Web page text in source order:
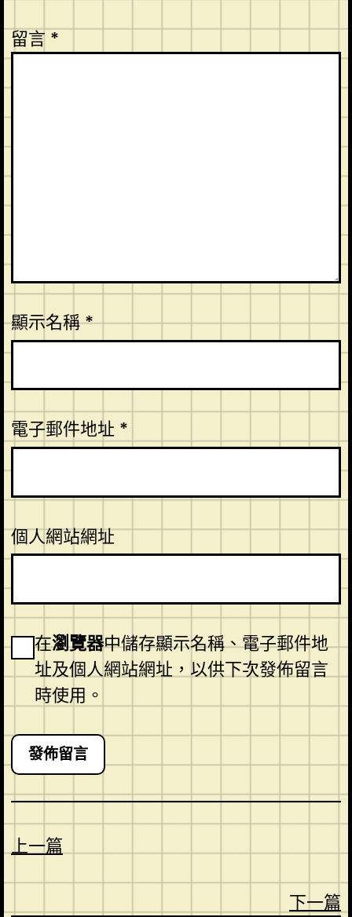
留言 *
顯示名稱*
電子郵件地址 *
個人網站網址
在瀏覽器中儲存顯示名稱、電子郵件地
址及個人網站網址，以供下次發佈留言
時使用。
上一篇
下一篇